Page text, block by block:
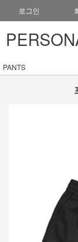
로그인
PANTS